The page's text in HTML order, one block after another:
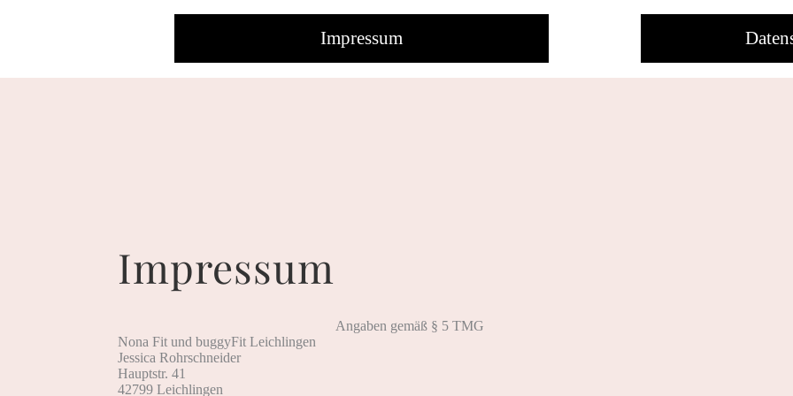
Impressum
Impressum
Angaben gemäß § 5 TMG
Nona Fit und buggyFit Leichlingen
Jessica Rohrschneider
Hauptstr. 41
42799 Leichlingen